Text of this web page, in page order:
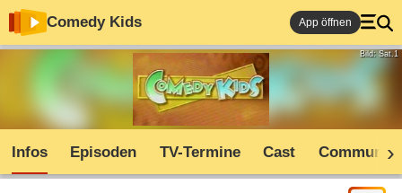
Comedy Kids App öffnen
Bild: Sat.1
Infos Episoden TV-Termine Cast Community